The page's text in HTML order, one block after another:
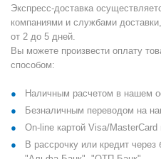
Экспресс-доставка
компаниями и службами
от 2 до 5 дней.
Вы можете произвести оплату
способом:
Наличным расчетом в нашем
Безналичным переводом на
On-line картой Visa/
В рассрочку или кредит